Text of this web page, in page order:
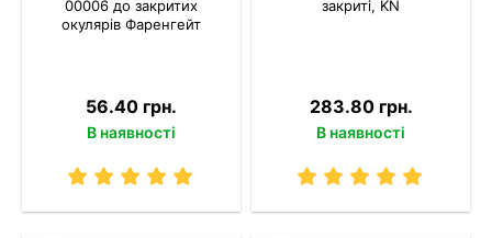
00006 до закритих
окулярів Фаренгейт
56.40 грн.
В наявності
закриті, KN
283.80 грн.
В наявності